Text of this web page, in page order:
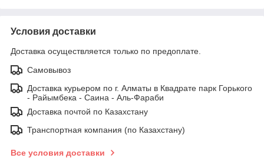
Условия доставки
Доставка осуществляется только по предоплате.
Самовывоз
Доставка курьером по г. Алматы в Квадрате парк Горького
- Райымбека - Саина - Аль-Фараби
Доставка почтой по Казахстану
Транспортная компания (по Казахстану)
Все условия доставки